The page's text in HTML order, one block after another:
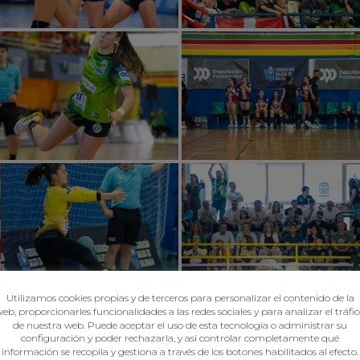
Utilizamos cookies propias y de terceros para personalizar el contenido de la
proporcionarles funcionalidades a las redes sociales y para analizar el
de nuestra web. Puede aceptar el uso de esta tecnología o administrar su
configuración y poder rechazarla, y así controlar completamente qué
información se recopila y gestiona a través de los botones habilitados al efecto.